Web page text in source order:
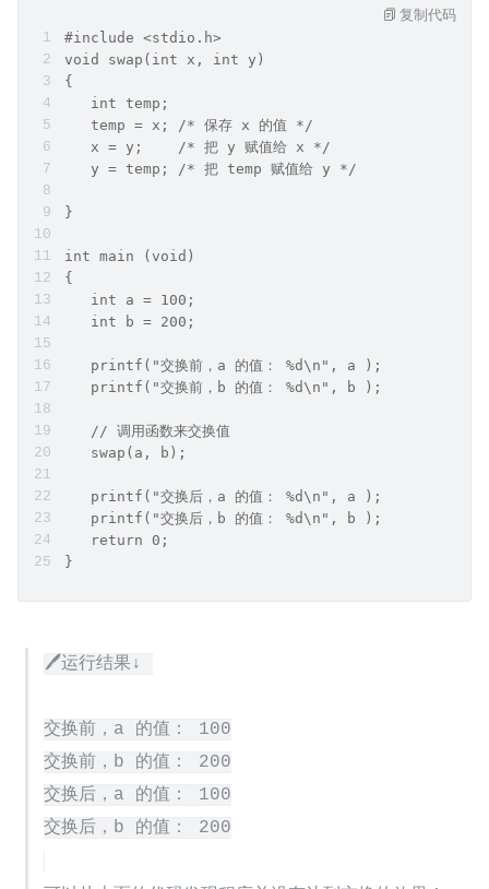
#include <stdio.h>
void swap(int x, int y)
{
   int temp;
   temp = x; /* 保存 x 的值 */
   x = y;    /* 把 y 赋值给 x */
   y = temp; /* 把 temp 赋值给 y */
}
int main (void)
{
   int a = 100;
   int b = 200;
   printf("交换前，a 的值： %d\n", a );
   printf("交换前，b 的值： %d\n", b );
   // 调用函数来交换值
   swap(a, b);
   printf("交换后，a 的值： %d\n", a );
   printf("交换后，b 的值： %d\n", b );
   return 0;
}
复制代码
🖊运行结果↓
交换前，a 的值： 100
交换前，b 的值： 200
交换后，a 的值： 100